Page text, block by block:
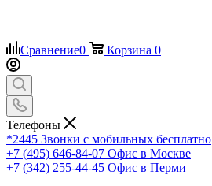
Сравнение0 Корзина 0
Телефоны
*2445 Звонки с мобильных бесплатно
+7 (495) 646-84-07 Офис в Москве
+7 (342) 255-44-45 Офис в Перми